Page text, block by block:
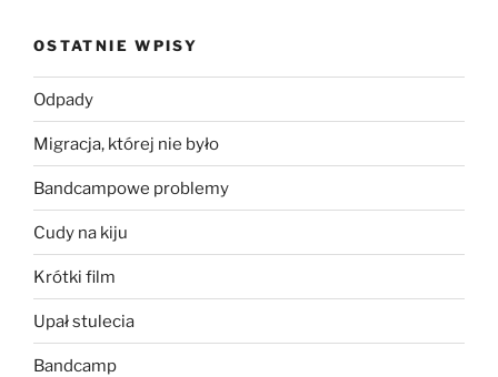
OSTATNIE WPISY
Odpady
Migracja, której nie było
Bandcampowe problemy
Cudy na kiju
Krótki film
Upał stulecia
Bandcamp